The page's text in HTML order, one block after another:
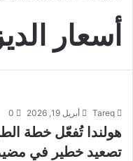
أسعار
Tareq أبريل 19, 2026 0
هولندا تُفعّل خطة
تصعيد خطير في